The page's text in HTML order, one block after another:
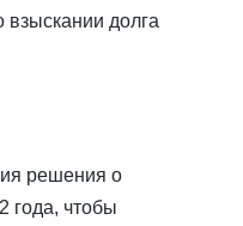
взыскании долга
решения о
года, чтобы